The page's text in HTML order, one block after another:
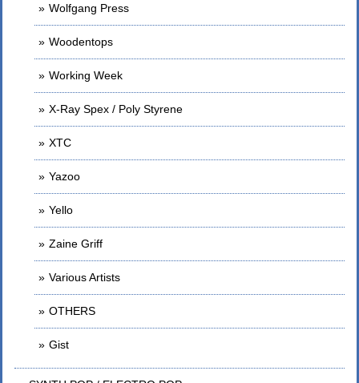
Wolfgang Press
Woodentops
Working Week
X-Ray Spex / Poly Styrene
XTC
Yazoo
Yello
Zaine Griff
Various Artists
OTHERS
Gist